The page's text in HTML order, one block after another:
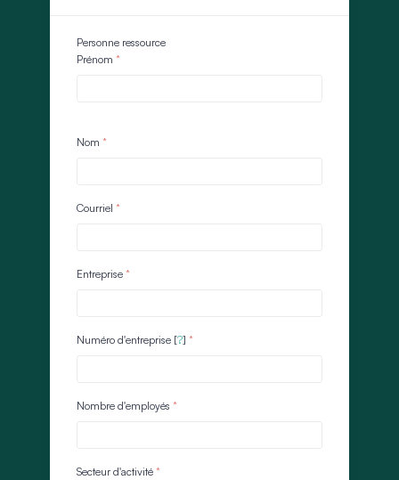
Personne ressource
Prénom
Nom
Courriel
Entreprise
Numéro d'entreprise [?]
Nombre d'employés
Secteur d'activité